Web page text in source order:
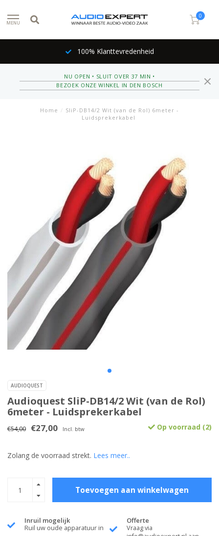
MENU
0
100% Klanttevredenheid
NU OPEN • SLUIT OVER 37 MIN •
BEZOEK ONZE WINKEL IN DEN BOSCH
Home / SliP-DB14/2 Wit (van de Rol) 6meter -
Luidsprekerkabel
AUDIOQUEST
Audioquest SliP-DB14/2 Wit (van de Rol)
6meter - Luidsprekerkabel
€54,00 €27,00 Incl. btw Op voorraad (2)
Zolang de voorraad strekt. Lees meer..
Toevoegen aan winkelwagen
Inruil mogelijk
Ruil uw oude apparatuur in
Offerte
Vraag via